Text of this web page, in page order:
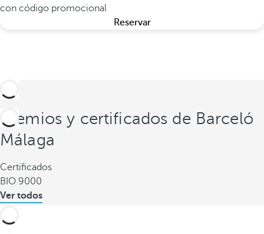
con código promocional
Reservar
Premios y certificados de Barceló
Málaga
Certificados
BIO 9000
Ver todos